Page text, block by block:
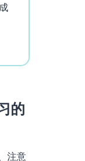
的
注意